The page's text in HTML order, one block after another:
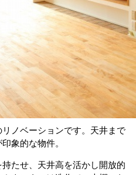
ノベーションです。天井まで
象的な物件。
たせ、天井高を活かし開放的